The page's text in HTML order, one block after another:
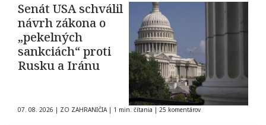
Senát USA schválil
návrh zákona o
„pekelných
sankciách“ proti
Rusku a Iránu
07. 08. 2026 | ZO ZAHRANIČIA | 1 min. čítania | 25 komentárov